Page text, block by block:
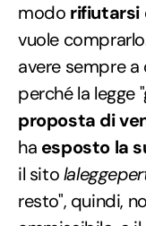
modo rifiutarsi
vuole
avere sempre
perché la legge
proposta di
ha esposto la
il sito
resto", quindi,